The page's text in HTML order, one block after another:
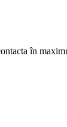
în